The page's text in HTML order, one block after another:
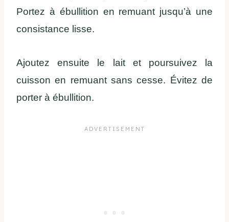
Portez à ébullition en remuant jusqu’à une
consistance lisse.
Ajoutez ensuite le lait et poursuivez la
cuisson en remuant sans cesse. Évitez de
porter à ébullition.